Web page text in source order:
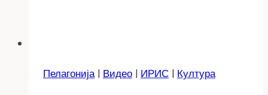
Пелагонија| Видео | ИРИС | Култура